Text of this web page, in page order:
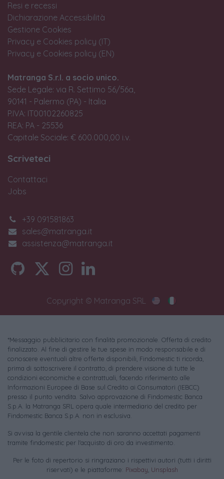
Resi e recessi
Dichiarazione Accessibilità
Gestione Cookies
Privacy e Cookies policy (IT)
Privacy e Cookies policy (EN)
Matranga S.r.l. a socio unico.
Sede Legale: via R. Settimo 56/56a,
90141 - Palermo (PA) - Italia
P.IVA: IT00102260825
REA: PA - 25536
Capitale Sociale: € 600.000,00 i.v.
Scriveteci
Contattaci
Jobs
+39 091581863
sales@matranga.it
assistenza@matranga.it
Copyright © Matranga SRL
*Messaggio pubblicitario con finalità promozionale. Offerta di credito
finalizzato. Al fine di gestire le tue spese in modo responsabile e di
conoscere eventuali altre offerte disponibili, Findomestic ti ricorda,
prima di sottoscrivere il contratto, di prendere visione di tutte le
condizioni economiche e contrattuali, facendo riferimento alle
Informazioni Europee di Base sul Credito ai Consumatori (IEBCC)
presso il punto vendita. Salvo approvazione di Findomestic Banca
S.p.A. la Matranga SRL opera quale intermediario del credito per
Findomestic Banca S.p.A. non in esclusiva.
Si avvisa la gentile clientela che non saranno accettati pagamenti
tramite findomestic per l'acquisto di oro da investimento.
Per le foto di repertorio si ringraziano i rispettivi autori (tutti i diritti
riservati) e le piattaforme: Pixabay Unsplash